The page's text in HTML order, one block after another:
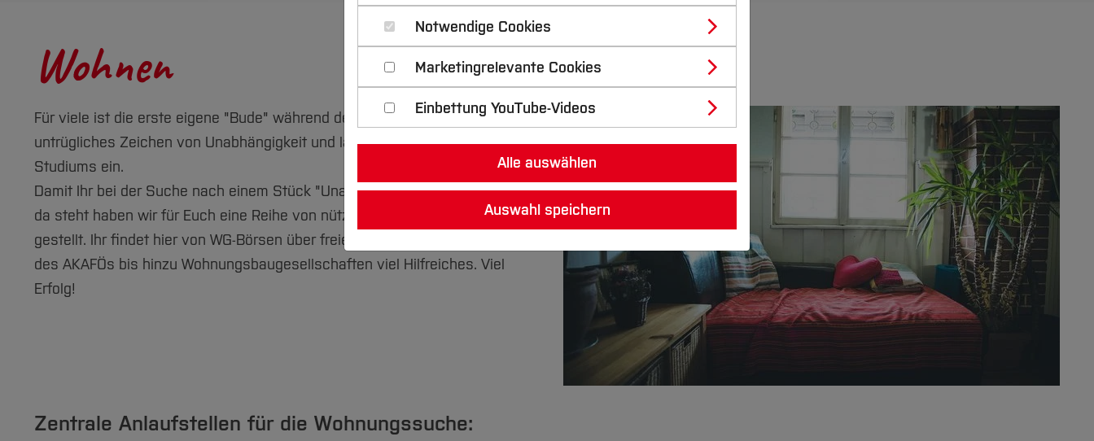
Wohnen
Für viele ist die erste eigene "Bude" während des Studiums ein
untrügliches Zeichen von Unabhängigkeit und läutet die schöne Zeit des
Studiums ein.
Damit Ihr bei der Suche nach einem Stück "Unabhängigkeit" nicht alleine
da steht haben wir für Euch eine Reihe von nützlichen Links zusammen
gestellt. Ihr findet hier von WG-Börsen über freie Zimmer in Wohnheimen
des AKAFÖs bis hinzu Wohnungsbaugesellschaften viel Hilfreiches. Viel
Erfolg!
Zentrale Anlaufstellen für die Wohnungssuche:
Notwendige Cookies
Marketingrelevante Cookies
Einbettung YouTube-Videos
Alle auswählen
Auswahl speichern